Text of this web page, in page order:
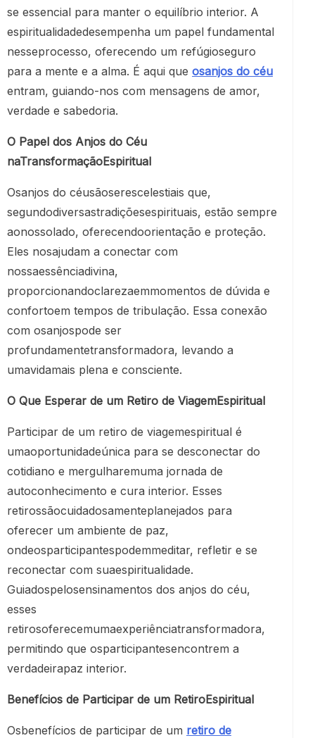
se essencial para manter o equilíbrio interior. A
espiritualidadedesempenha um papel fundamental
nesseprocesso, oferecendo um refúgioseguro
para a mente e a alma. É aqui que osanjos do céu
entram, guiando-nos com mensagens de amor,
verdade e sabedoria.
O Papel dos Anjos do Céu
naTransformaçãoEspiritual
Osanjos do céusãoserescelestiais que,
segundodiversastradiçõesespirituais, estão sempre
aonossolado, oferecendoorientação e proteção.
Eles nosajudam a conectar com
nossaessênciadivina,
proporcionandoclarezaemmomentos de dúvida e
confortoem tempos de tribulação. Essa conexão
com osanjospode ser
profundamentetransformadora, levando a
umavidamais plena e consciente.
O Que Esperar de um Retiro de ViagemEspiritual
Participar de um retiro de viagemespiritual é
umaoportunidadeúnica para se desconectar do
cotidiano e mergulharemuma jornada de
autoconhecimento e cura interior. Esses
retirossãocuidadosamenteplanejados para
oferecer um ambiente de paz,
ondeosparticipantespodemmeditar, refletir e se
reconectar com suaespiritualidade.
Guiadospelosensinamentos dos anjos do céu,
esses
retirosoferecemumaexperiênciatransformadora,
permitindo que osparticipantesencontrem a
verdadeirapaz interior.
Benefícios de Participar de um RetiroEspiritual
Osbenefícios de participar de um retiro de